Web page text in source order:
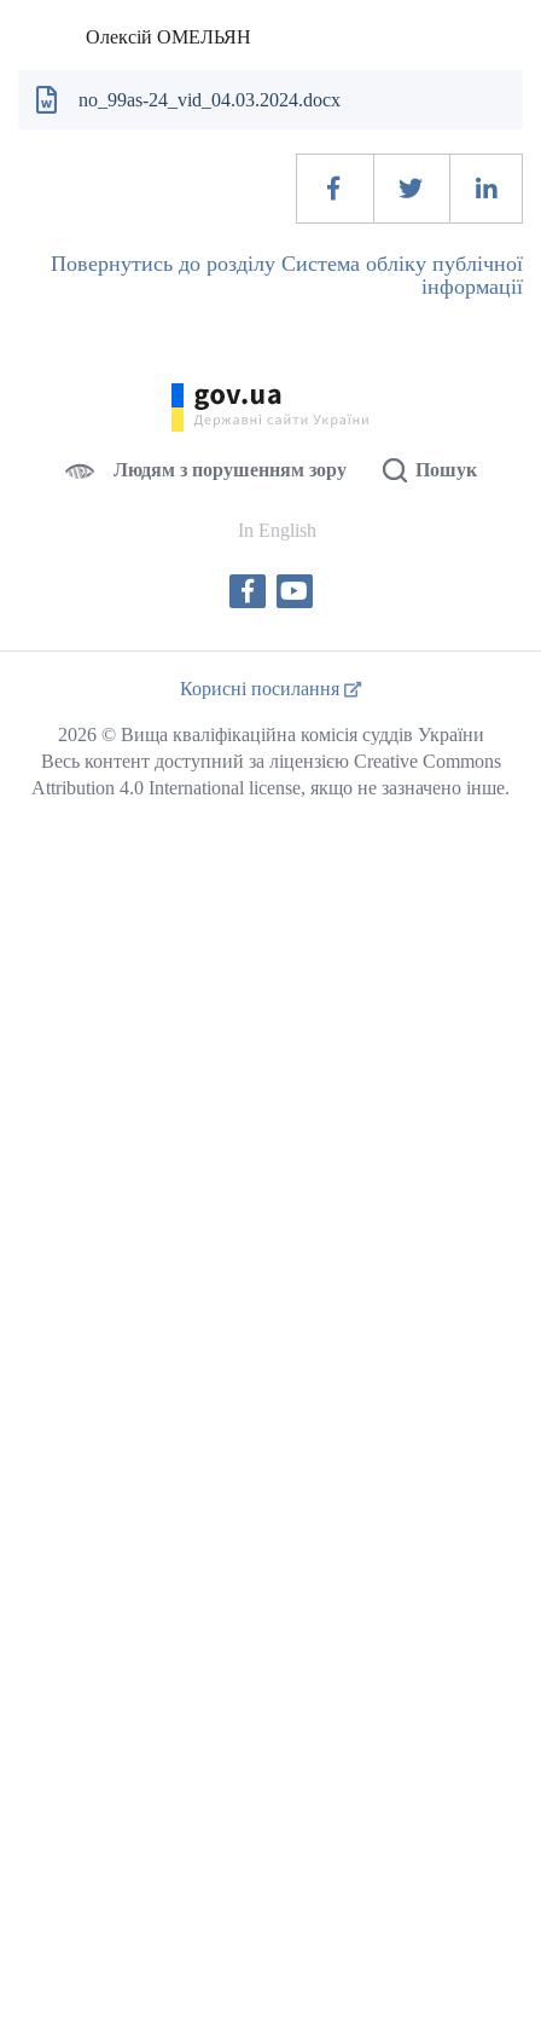
Олексій ОМЕЛЬЯН
no_99as-24_vid_04.03.2024.docx
Повернутись до розділу Система обліку публічної
інформації
Людям з порушенням зору Пошук
In English
Корисні посилання
2026 © Вища кваліфікаційна комісія суддів України
Весь контент доступний за ліцензією Creative Commons
Attribution 4.0 International license, якщо не зазначено інше.